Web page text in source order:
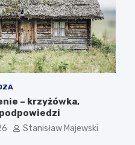
– krzyżówka,
Stanisław Majewski